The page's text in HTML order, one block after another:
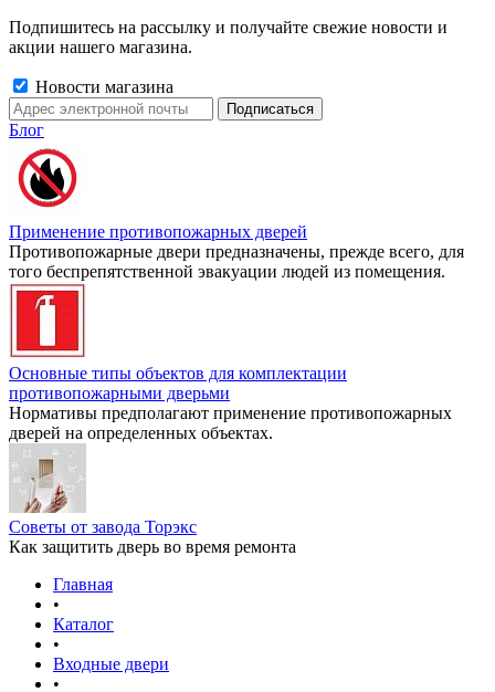
Подпишитесь на рассылку и получайте свежие новости и
акции нашего магазина.
Новости магазина
Блог
Применение противопожарных дверей
Противопожарные двери предназначены, прежде всего, для
того беспрепятственной эвакуации людей из помещения.
Основные типы объектов для комплектации
противопожарными дверьми
Нормативы предполагают применение противопожарных
дверей на определенных объектах.
Советы от завода Торэкс
Как защитить дверь во время ремонта
Главная
•
Каталог
•
Входные двери
•